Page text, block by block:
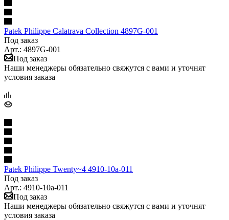
Patek Philippe Calatrava Collection 4897G-001
Под заказ
Арт.: 4897G-001
Под заказ
Наши менеджеры обязательно свяжутся с вами и уточнят
условия заказа
Patek Philippe Twenty~4 4910-10a-011
Под заказ
Арт.: 4910-10a-011
Под заказ
Наши менеджеры обязательно свяжутся с вами и уточнят
условия заказа